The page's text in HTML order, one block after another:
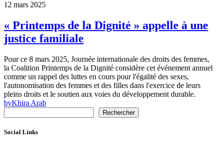
12 mars 2025
« Printemps de la Dignité » appelle à une
justice familiale
Pour ce 8 mars 2025, Journée internationale des droits des femmes,
la Coalition Printemps de la Dignité considère cet événement annuel
comme un rappel des luttes en cours pour l'égalité des sexes,
l'autonomisation des femmes et des filles dans l'exercice de leurs
pleins droits et le soutien aux voies du développement durable.
byKhira Arab
Rechercher
Social Links